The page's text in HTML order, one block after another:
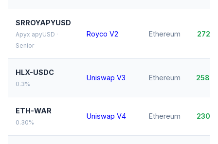
SRROYAPYUSD
Apyx apyUSD ·
Senior
Royco V2 Ethereum
HLX-USDC
0.3%
Uniswap V3 Ethereum
ETH-WAR
0.30%
Uniswap V4 Ethereum